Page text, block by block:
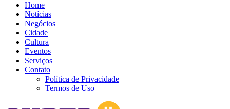
Home
Notícias
Negócios
Cidade
Cultura
Eventos
Serviços
Contato
Política de Privacidade
Termos de Uso